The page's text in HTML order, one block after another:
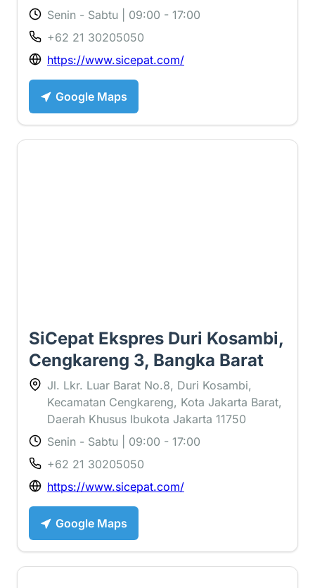
Senin - Sabtu | 09:00 - 17:00
+62 21 30205050
https://www.sicepat.com/
Google Maps
SiCepat Ekspres Duri Kosambi,
Cengkareng 3, Bangka Barat
Jl. Lkr. Luar Barat No.8, Duri Kosambi,
Kecamatan Cengkareng, Kota Jakarta Barat,
Daerah Khusus Ibukota Jakarta 11750
Senin - Sabtu | 09:00 - 17:00
+62 21 30205050
https://www.sicepat.com/
Google Maps